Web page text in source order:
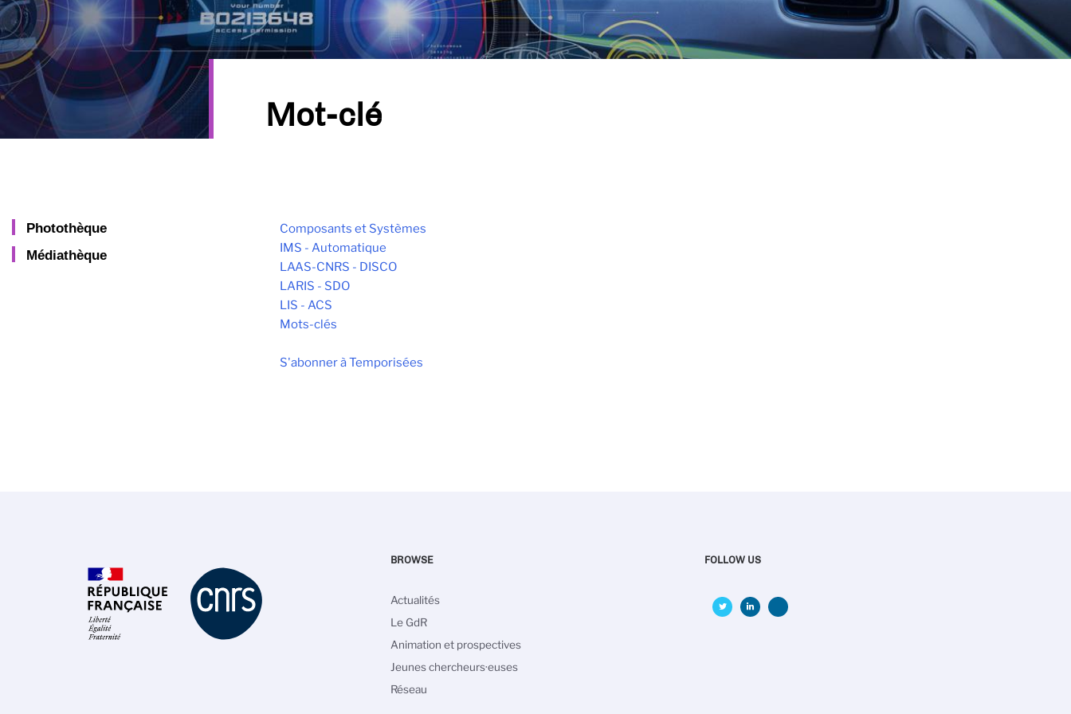
Mot-clé
Photothèque
Médiathèque
Composants et Systèmes
IMS - Automatique
LAAS-CNRS - DISCO
LARIS - SDO
LIS - ACS
Mots-clés
S'abonner à Temporisées
BROWSE
Navigation
principale
Actualités
Le GdR
Animation et prospectives
Jeunes chercheurs·euses
Réseau
FOLLOW US